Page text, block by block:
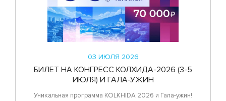
03 ИЮЛЯ 2026
БИЛЕТ НА КОНГРЕСС КОЛХИДА-2026 (3-5
ИЮЛЯ) И ГАЛА-УЖИН
Уникальная программа KOLKHIDA 2026 и Гала-ужин!